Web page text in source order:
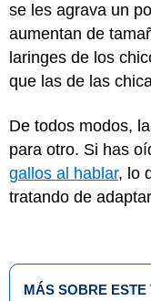
se les agrava un
aumentan de
laringes de los
que las de las
De todos modos,
para otro. Si has
gallos al hablar, lo
tratando de
MÁS SOBRE ESTE